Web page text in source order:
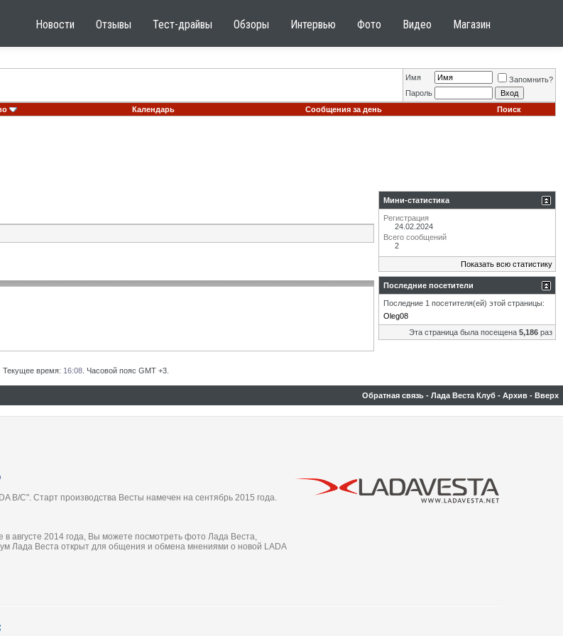
Новости Отзывы Тест-драйвы Обзоры Интервью Фото Видео Магазин
Имя
Запомнить?
Пароль
Календарь Сообщения за день Поиск
Мини-статистика
Регистрация
24.02.2024
Всего сообщений
2
Показать всю статистику
Последние посетители
Последние 1 посетителя(ей) этой страницы:
Oleg08
Эта страница была посещена 5,186 раз
Текущее время: 16:08 . Часовой пояс GMT +3.
Обратная связь - Лада Веста Клуб - Архив - Вверх
C". Старт производства Весты намечен на сентябрь 2015 года.
августе 2014 года, Вы можете посмотреть фото Лада Веста,
Лада Веста открыт для общения и обмена мнениями о новой LADA